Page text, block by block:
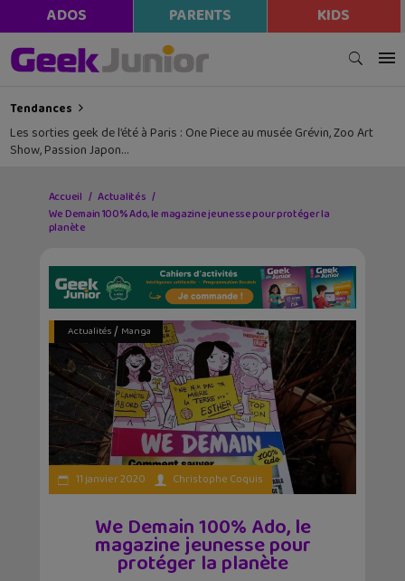
ADOS PARENTS KIDS
Tendances
Les sorties geek de l’été à Paris : One Piece au musée Grévin, Zoo Art
Show, Passion Japon…
Accueil
Actualités
We Demain 100% Ado, le magazine jeunesse pour protéger la
planète
Actualités/ Manga
11 janvier 2020 Christophe Coquis
We Demain 100% Ado, le
magazine jeunesse pour
protéger la planète